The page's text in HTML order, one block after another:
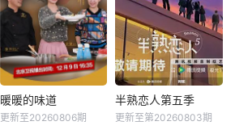
暖暖的味道
更新至20260806期
半熟恋人第五季
更新至第20260803期